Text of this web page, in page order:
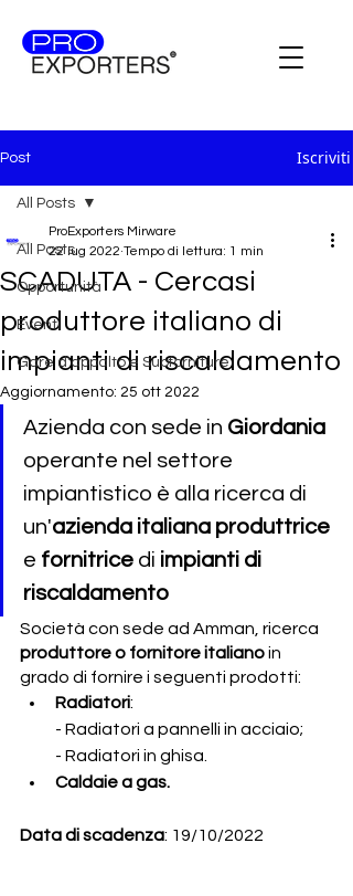
Post Iscriviti
All Posts
Opportunità
Eventi
Gare d'appalto e Subforniture
All Posts
SCADUTA - Cercasi
produttore italiano di
impianti di riscaldamento
ProExporters Mirware
22 lug 2022 Tempo di lettura: 1 min
Aggiornamento: 25 ott 2022
Azienda con sede in Giordania
operante nel settore
impiantistico è alla ricerca di
un'azienda italiana produttrice
e fornitrice di impianti di
riscaldamento
Società con sede ad Amman, ricerca
produttore o fornitore italiano in
grado di fornire i seguenti prodotti:
Radiatori:
- Radiatori a pannelli in acciaio;
- Radiatori in ghisa.
Caldaie a gas.
Data di scadenza: 19/10/2022